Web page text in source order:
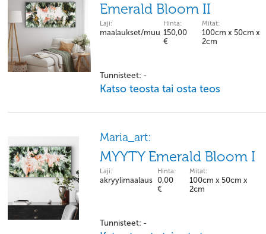
Emerald Bloom II
Laji:
maalaukset/muu
Hinta:
150,00
€
Mitat:
100cm x 50cm x
2cm
Tunnisteet: -
Katso teosta tai osta teos
Maria_art:
MYYTY Emerald Bloom I
Laji:
akryylimaalaus
Hinta:
0,00
€
Mitat:
100cm x 50cm x
2cm
Tunnisteet: -